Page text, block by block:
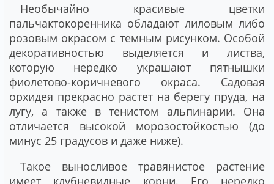
Необычайно красивые цветки
пальчактокоренника обладают лиловым либо
розовым окрасом с темным рисунком. Особой
декоративностью выделяется и листва,
которую нередко украшают пятнышки
фиолетово-коричневого окраса. Садовая
орхидея прекрасно растет на берегу пруда, на
лугу, а также в тенистом альпинарии. Она
отличается высокой морозостойкостью (до
минус 25 градусов и даже ниже).
Такое выносливое травянистое растение
имеет клубневидные корни. Его нередко